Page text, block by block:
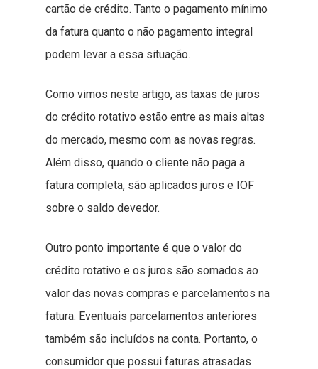
cartão de crédito. Tanto o pagamento mínimo
da fatura quanto o não pagamento integral
podem levar a essa situação.
Como vimos neste artigo, as taxas de juros
do crédito rotativo estão entre as mais altas
do mercado, mesmo com as novas regras.
Além disso, quando o cliente não paga a
fatura completa, são aplicados juros e IOF
sobre o saldo devedor.
Outro ponto importante é que o valor do
crédito rotativo e os juros são somados ao
valor das novas compras e parcelamentos na
fatura. Eventuais parcelamentos anteriores
também são incluídos na conta. Portanto, o
consumidor que possui faturas atrasadas